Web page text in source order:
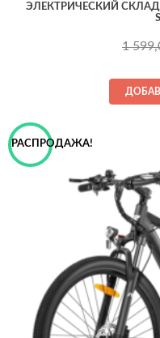
ЭЛЕКТРИЧЕСКИЙ
1
РАСПРОДАЖА!